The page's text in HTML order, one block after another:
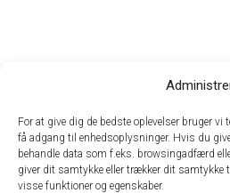
For at give dig de bedste oplevelser bruger
få adgang til enhedsoplysninger. Hvis du
behandle data som f.eks. browsingadfærd
giver dit samtykke eller trækker dit samtykke
visse funktioner og egenskaber.